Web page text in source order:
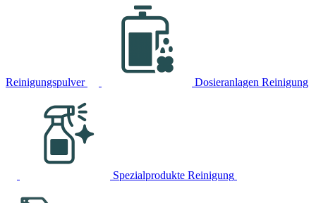
Reinigungspulver Dosieranlagen Reinigung
Spezialprodukte Reinigung